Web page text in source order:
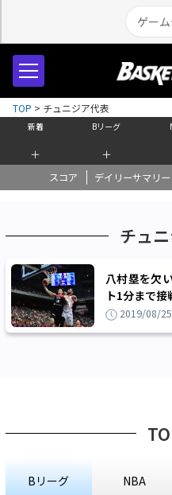
新着
＋
Bリーグ
＋
スコア デイリーサマリー
TOP > チュニジア代表
チュ
八村塁を欠
ト1分まで
2019/08/
Bリーグ NBA